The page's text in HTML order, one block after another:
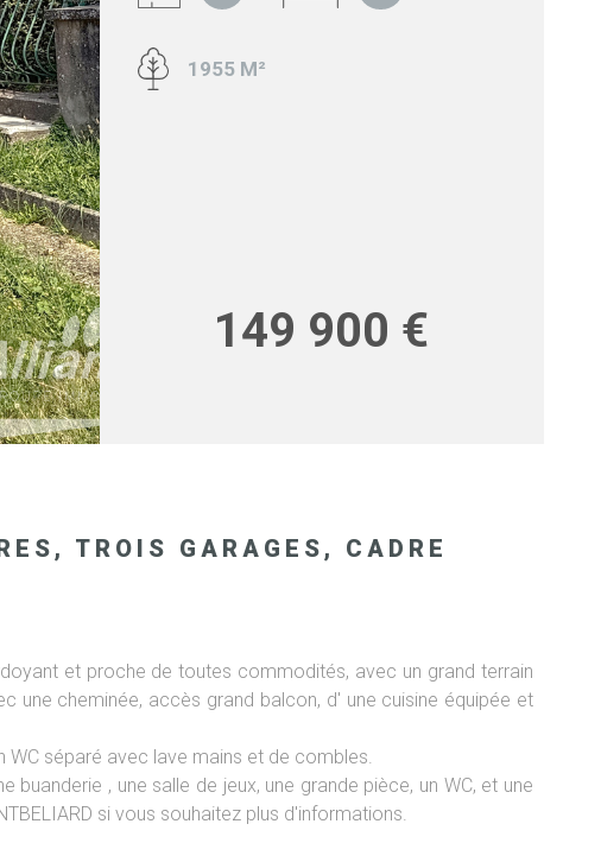
1955 M²
149 900 €
TROIS GARAGES, CADRE
et proche de toutes commodités, avec un grand terrain
une cheminée, accès grand balcon, d' une cuisine équipée et
séparé avec lave mains et de combles.
, une salle de jeux, une grande pièce, un WC, et une
si vous souhaitez plus d'informations.